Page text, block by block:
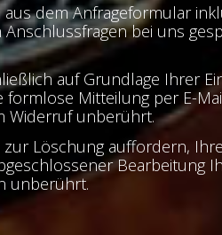
dem Anfrageformular
bei uns
auf Grundlage Ihrer
formlose Mitteilung per E-
Widerruf unberührt.
Löschung auffordern,
Bearbeitung
unberührt.